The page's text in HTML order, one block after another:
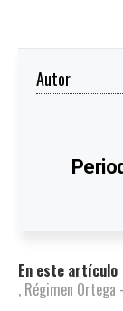
Autor
En este artículo
, Régimen